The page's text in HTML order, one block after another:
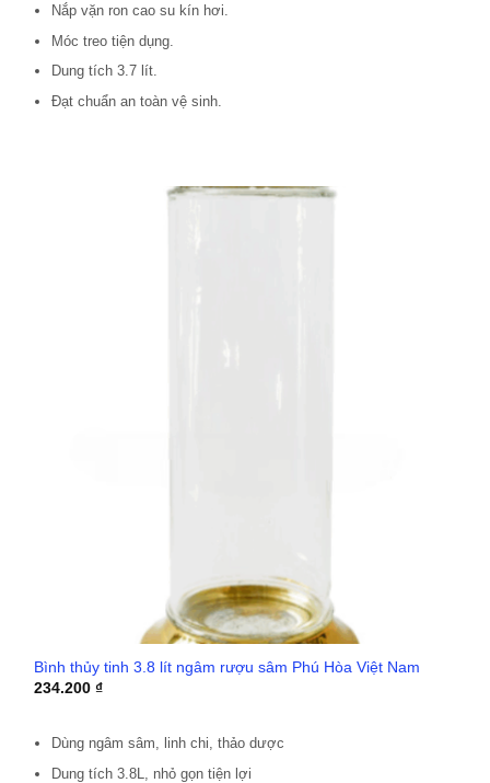
Nắp vặn ron cao su kín hơi.
Móc treo tiện dụng.
Dung tích 3.7 lít.
Đạt chuẩn an toàn vệ sinh.
Bình thủy tinh 3.8 lít ngâm rượu sâm Phú Hòa Việt Nam
234.200₫
Dùng ngâm sâm, linh chi, thảo dược
Dung tích 3.8L, nhỏ gọn tiện lợi